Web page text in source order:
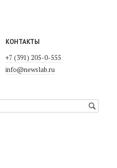
КОНТАКТЫ
+7 (391) 205-0-555
info@newslab.ru